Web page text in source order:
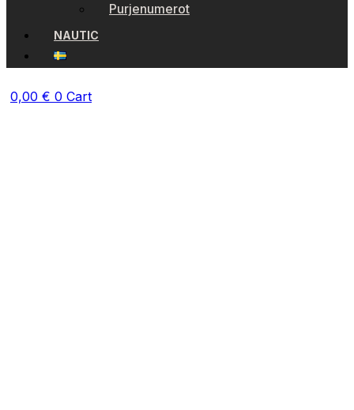
Purjenumerot
NAUTIC
0,00 € 0 Cart